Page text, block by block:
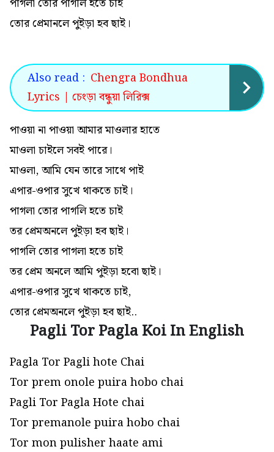
পাগলা তোর পাগলি হতে চাই
তোর প্রেমানলে পুইড়া হব ছাই।
Also read : Chengra Bondhua
Lyrics | চেংড়া বন্ধুয়া লিরিক্স
পাওয়া না পাওয়া আমার মাওলার হাতে
মাওলা চাইলে সবই পারে।
মাওলা, আমি যেন তারে সাথে পাই
এপার-ওপার সুখে থাকতে চাই।
পাগলা তোর পাগলি হতে চাই
তর প্রেমঅনলে পুইড়া হব ছাই।
পাগলি তোর পাগলা হতে চাই
তর প্রেম অনলে আমি পুইড়া হবো ছাই।
এপার-ওপার সুখে থাকতে চাই,
তোর প্রেমঅনলে পুইড়া হব ছাই..
Pagli Tor Pagla Koi In English
Pagla Tor Pagli hote Chai
Tor prem onole puira hobo chai
Pagli Tor Pagla Hote chai
Tor premanole puira hobo chai
Tor mon pulisher haate ami